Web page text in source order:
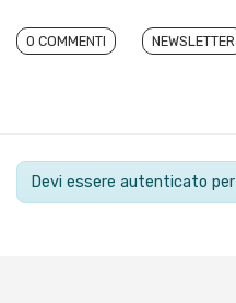
0 COMMENTI NEWSLETTER
Devi essere autenticato